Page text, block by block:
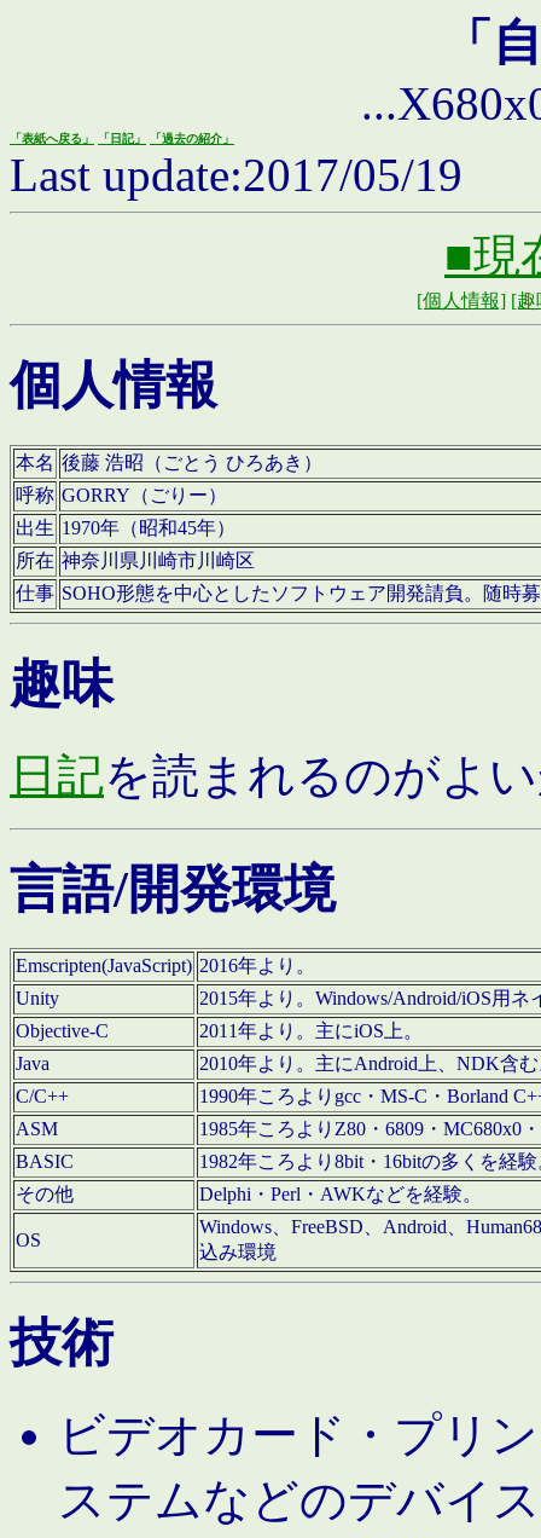
「
「表紙へ戻る」 「日記」 「過去の紹介」
Last update:2017/05/19
■現
[個人情報] [趣
個人情報
本名 後藤 浩昭（ごとう ひろあき）
呼称 GORRY（ごりー）
出生 1970年（昭和45年）
所在 神奈川県川崎市川崎区
仕事 SOHO形態を中心としたソフトウェア開発請負。随時
趣味
日記を読まれるのがよ
言語/開発環境
Emscripten(JavaScript) 2016年より。
Unity
2015年より。Windows/Android/iOS用
Objective-C
2011年より。主にiOS上。
Java
2010年より。主にAndroid上、NDK含
C/C++
1990年ころよりgcc・MS-C・Borland
ASM
1985年ころよりZ80・6809・MC680x0
BASIC
1982年ころより8bit・16bitの多くを経
その他
Delphi・Perl・AWKなどを経験。
OS
Windows、FreeBSD、Android、
込み環境
技術
ビデオカード・プリ
ステムなどのデバイ